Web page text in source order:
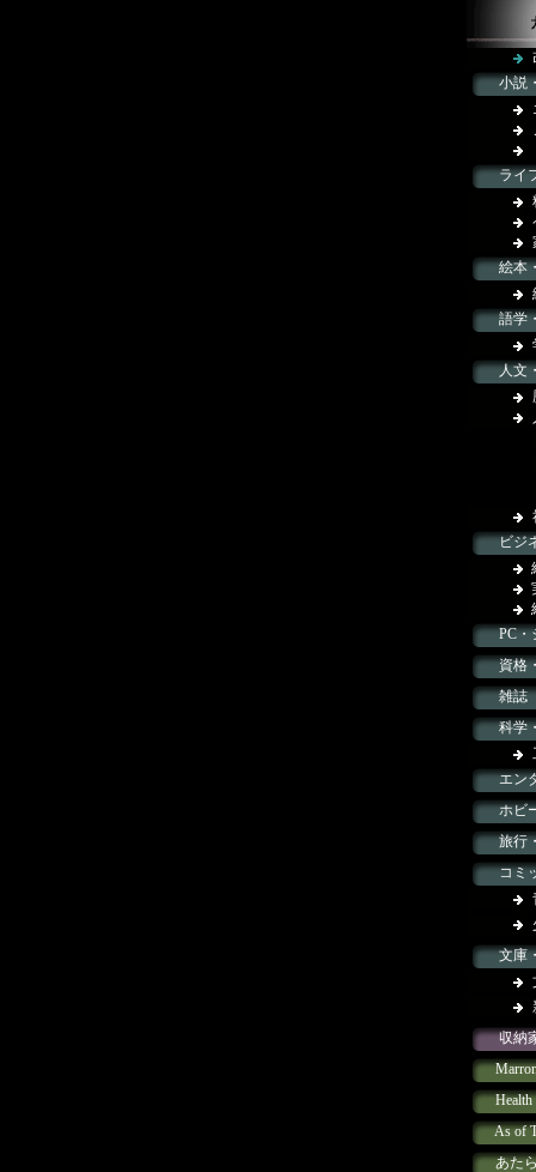
小説
ライ
絵本
語学
人文
ビジ
PC・
資格
雑誌
科学
エン
ホビ
旅行
コ
文庫・
収納
As of
あた